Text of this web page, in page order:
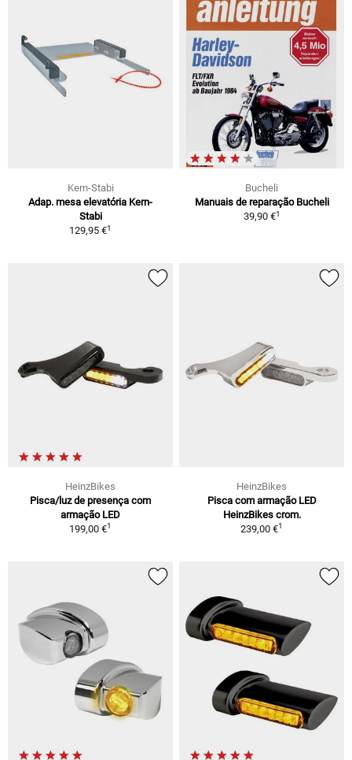
Kern-Stabi
Adap. mesa elevatória Kern-
Stabi
129,95 €1
Bucheli
Manuais de reparação Bucheli
39,90 €1
HeinzBikes
Pisca/luz de presença com
armação LED
199,00 €1
HeinzBikes
Pisca com armação LED
HeinzBikes crom.
239,00 €1